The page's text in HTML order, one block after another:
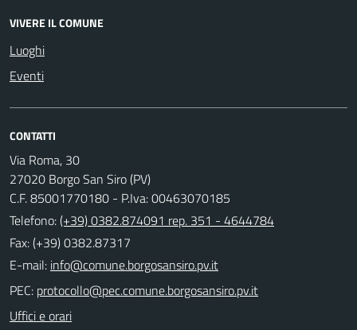
VIVERE IL COMUNE
Luoghi
Eventi
CONTATTI
Via Roma, 30
27020 Borgo San Siro (PV)
C.F. 85001770180 - P.Iva: 00463070185
Telefono:(+39) 0382.874091 rep. 351 - 4644784
Fax: (+39) 0382.87317
E-mail:
PEC:
Uffici e orari